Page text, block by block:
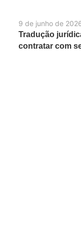
9 de junho de
Tradução
contratar com